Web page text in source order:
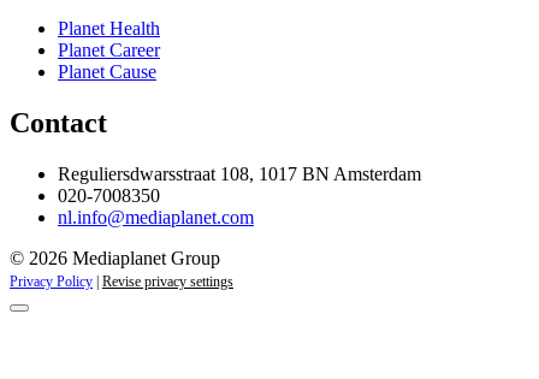
Planet Health
Planet Career
Planet Cause
Contact
Reguliersdwarsstraat 108, 1017 BN Amsterdam
020-7008350
nl.info@mediaplanet.com
© 2026 Mediaplanet Group
Privacy Policy Revise privacy settings